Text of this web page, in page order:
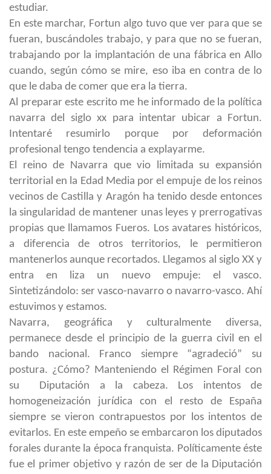
estudiar.
En este marchar, Fortun algo tuvo que ver para que se
fueran, buscándoles trabajo, y para que no se fueran,
trabajando por la implantación de una fábrica en Allo
cuando, según cómo se mire, eso iba en contra de lo
que le daba de comer que era la tierra.
Al preparar este escrito me he informado de la política
navarra del siglo xx para intentar ubicar a Fortun.
Intentaré resumirlo porque por deformación
profesional tengo tendencia a explayarme.
El reino de Navarra que vio limitada su expansión
territorial en la Edad Media por el empuje de los reinos
vecinos de Castilla y Aragón ha tenido desde entonces
la singularidad de mantener unas leyes y prerrogativas
propias que llamamos Fueros. Los avatares históricos,
a diferencia de otros territorios, le permitieron
mantenerlos aunque recortados. Llegamos al siglo XX y
entra en liza un nuevo empuje: el vasco.
Sintetizándolo: ser vasco-navarro o navarro-vasco. Ahí
estuvimos y estamos.
Navarra, geográfica y culturalmente diversa,
permanece desde el principio de la guerra civil en el
bando nacional. Franco siempre “agradeció” su
postura. ¿Cómo? Manteniendo el Régimen Foral con
su Diputación a la cabeza. Los intentos de
homogeneización jurídica con el resto de España
siempre se vieron contrapuestos por los intentos de
evitarlos. En este empeño se embarcaron los diputados
forales durante la época franquista. Políticamente éste
fue el primer objetivo y razón de ser de la Diputación